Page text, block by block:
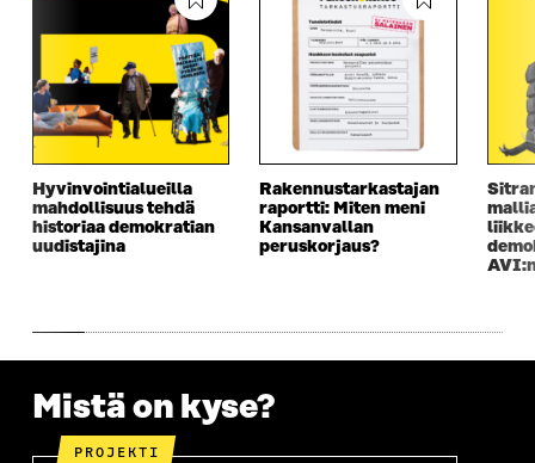
Hyvinvointialueilla
mahdollisuus tehdä
historiaa demokratian
uudistajina
Rakennustarkastajan
raportti: Miten meni
Kansanvallan
peruskorjaus?
Mistä on kyse?
PROJEKTI